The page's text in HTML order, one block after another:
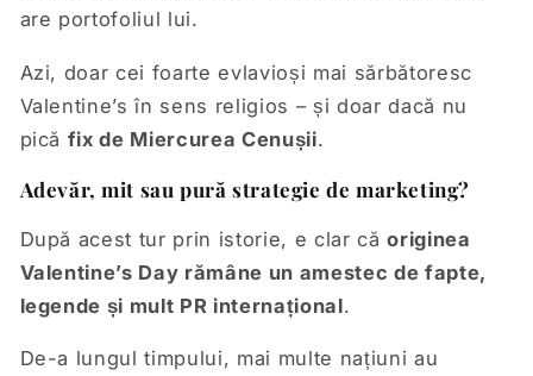
are portofoliul lui.
Azi, doar cei foarte evlavioși mai sărbătoresc
Valentine’s în sens religios – și doar dacă nu
pică fix de Miercurea Cenușii.
Adevăr, mit sau pură strategie de marketing?
După acest tur prin istorie, e clar că originea
Valentine’s Day rămâne un amestec de fapte,
legende și mult PR internațional.
De-a lungul timpului, mai multe națiuni au